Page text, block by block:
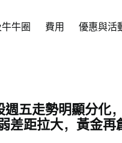
牛圈 費用 優惠與活
五走勢明顯分化
差距拉大，黃金再